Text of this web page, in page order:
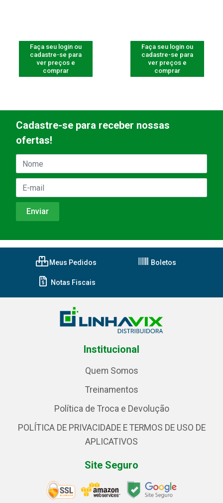
Faça seu login ou
cadastre-se para
ver preços e
comprar
Faça seu login ou
cadastre-se para
ver preços e
comprar
Cadastre-se para receber nossas
ofertas!
Meus Pedidos Boletos
Notas Fiscais
Institucional
Quem Somos
Treinamentos
Política de Troca e Devolução
POLÍTICA DE PRIVACIDADE E TERMOS DE USO DE
APLICATIVOS
Site Seguro